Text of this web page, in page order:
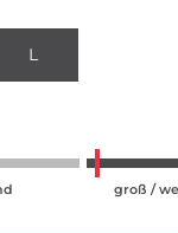
L
groß /